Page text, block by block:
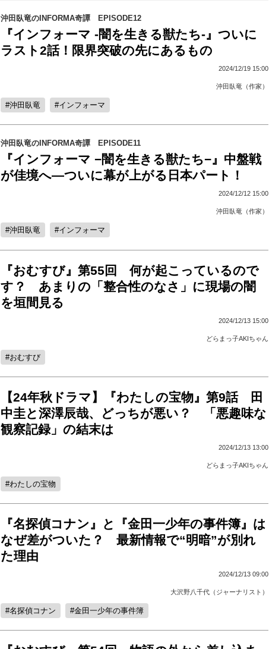
沖田臥竜のINFORMA奇譚 EPISODE12
『インフォーマ -闇を生きる獣たち-』ついに
ラスト2話！限界突破の先にあるもの
2024/12/19 15:00
沖田臥竜（作家）
沖田臥竜 インフォーマ
沖田臥竜のINFORMA奇譚 EPISODE11
『インフォーマ −闇を生きる獣たち−』中盤戦
が佳境へ―ついに幕が上がる日本パート！
2024/12/12 15:00
沖田臥竜（作家）
沖田臥竜 インフォーマ
『おむすび』第55回 何が起こっているので
す？ あまりの「整合性のなさ」に現場の闇
を垣間見る
2024/12/13 15:00
どらまっ子AKIちゃん
おむすび
【24年秋ドラマ】『わたしの宝物』第9話 田
中圭と深澤辰哉、どっちが悪い？ 「悪趣味な
観察記録」の結末は
2024/12/13 13:00
どらまっ子AKIちゃん
わたしの宝物
『名探偵コナン』と『金田一少年の事件簿』は
なぜ差がついた？ 最新情報で“明暗”が別れ
た理由
2024/12/13 09:00
大沢野八千代（ジャーナリスト）
名探偵コナン 金田一少年の事件簿